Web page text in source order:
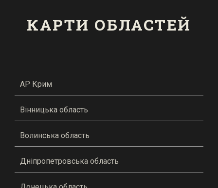
КАРТИ ОБЛАСТЕЙ
АР Крим
Вінницька область
Волинська область
Дніпропетровська область